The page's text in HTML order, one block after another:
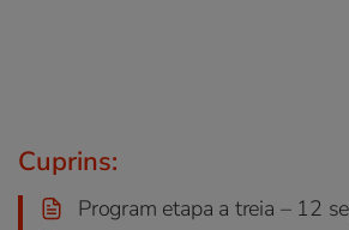
Cuprins:
Program etapa a treia – 12